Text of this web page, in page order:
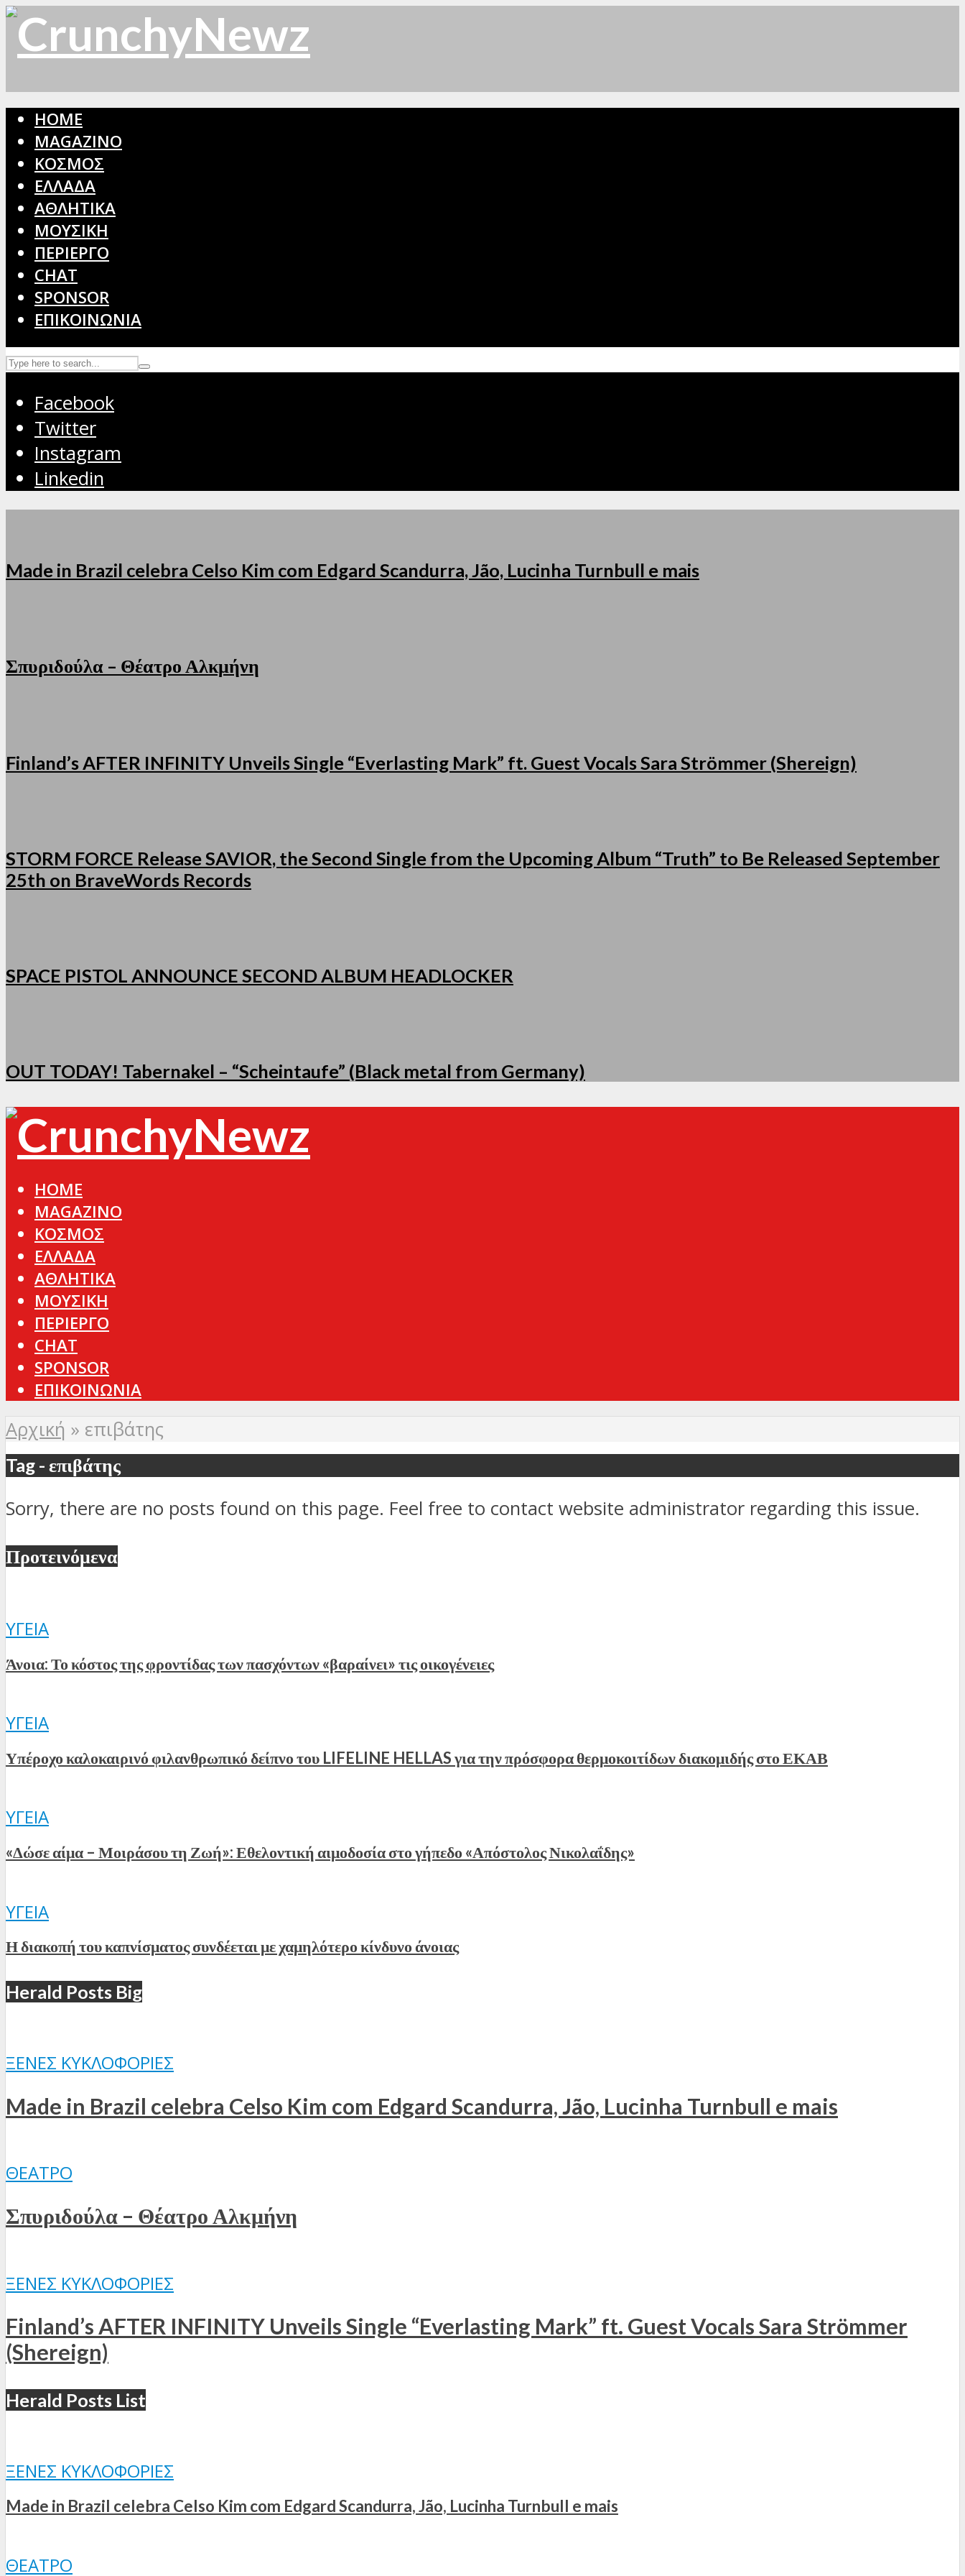
HOME
MAGAZINO
ΚΟΣΜΟΣ
ΕΛΛΑΔΑ
ΑΘΛΗΤΙΚΑ
ΜΟΥΣΙΚΗ
ΠΕΡΙΕΡΓΟ
CHAT
SPONSOR
ΕΠΙΚΟΙΝΩΝΙΑ
Facebook
Twitter
Instagram
Linkedin
Made in Brazil celebra Celso Kim com Edgard Scandurra, Jão, Lucinha Turnbull e mais
Σπυριδούλα – Θέατρο Αλκμήνη
Finland’s AFTER INFINITY Unveils Single “Everlasting Mark” ft. Guest Vocals Sara Strömmer (Shereign)
STORM FORCE Release SAVIOR, the Second Single from the Upcoming Album “Truth” to Be Released September
25th on BraveWords Records
SPACE PISTOL ANNOUNCE SECOND ALBUM HEADLOCKER
OUT TODAY! Tabernakel – “Scheintaufe” (Black metal from Germany)
HOME
MAGAZINO
ΚΟΣΜΟΣ
ΕΛΛΑΔΑ
ΑΘΛΗΤΙΚΑ
ΜΟΥΣΙΚΗ
ΠΕΡΙΕΡΓΟ
CHAT
SPONSOR
ΕΠΙΚΟΙΝΩΝΙΑ
Αρχική » επιβάτης
Tag - επιβάτης
Sorry, there are no posts found on this page. Feel free to contact website administrator regarding this issue.
Προτεινόμενα
ΥΓΕΊΑ
Άνοια: Το κόστος της φροντίδας των πασχόντων «βαραίνει» τις οικογένειες
ΥΓΕΊΑ
Υπέροχο καλοκαιρινό φιλανθρωπικό δείπνο του LIFELINE HELLAS για την πρόσφορα θερμοκοιτίδων διακομιδής στο ΕΚΑΒ
ΥΓΕΊΑ
«Δώσε αίμα – Μοιράσου τη Ζωή»: Εθελοντική αιμοδοσία στο γήπεδο «Απόστολος Νικολαΐδης»
ΥΓΕΊΑ
Η διακοπή του καπνίσματος συνδέεται με χαμηλότερο κίνδυνο άνοιας
Herald Posts Big
ΞΈΝΕΣ ΚΥΚΛΟΦΟΡΊΕΣ
Made in Brazil celebra Celso Kim com Edgard Scandurra, Jão, Lucinha Turnbull e mais
ΘΈΑΤΡΟ
Σπυριδούλα – Θέατρο Αλκμήνη
ΞΈΝΕΣ ΚΥΚΛΟΦΟΡΊΕΣ
Finland’s AFTER INFINITY Unveils Single “Everlasting Mark” ft. Guest Vocals Sara Strömmer
(Shereign)
Herald Posts List
ΞΈΝΕΣ ΚΥΚΛΟΦΟΡΊΕΣ
Made in Brazil celebra Celso Kim com Edgard Scandurra, Jão, Lucinha Turnbull e mais
ΘΈΑΤΡΟ